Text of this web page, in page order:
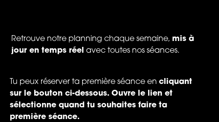
Retrouve notre planning chaque semaine, mis à
jour en temps réel avec toutes nos séances.
Tu peux réserver ta première séance en cliquant
sur le bouton ci-dessous. Ouvre le lien et
sélectionne quand tu souhaites faire ta
première séance.